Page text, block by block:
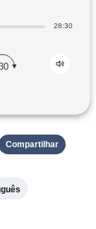
28:30
Compartilhar